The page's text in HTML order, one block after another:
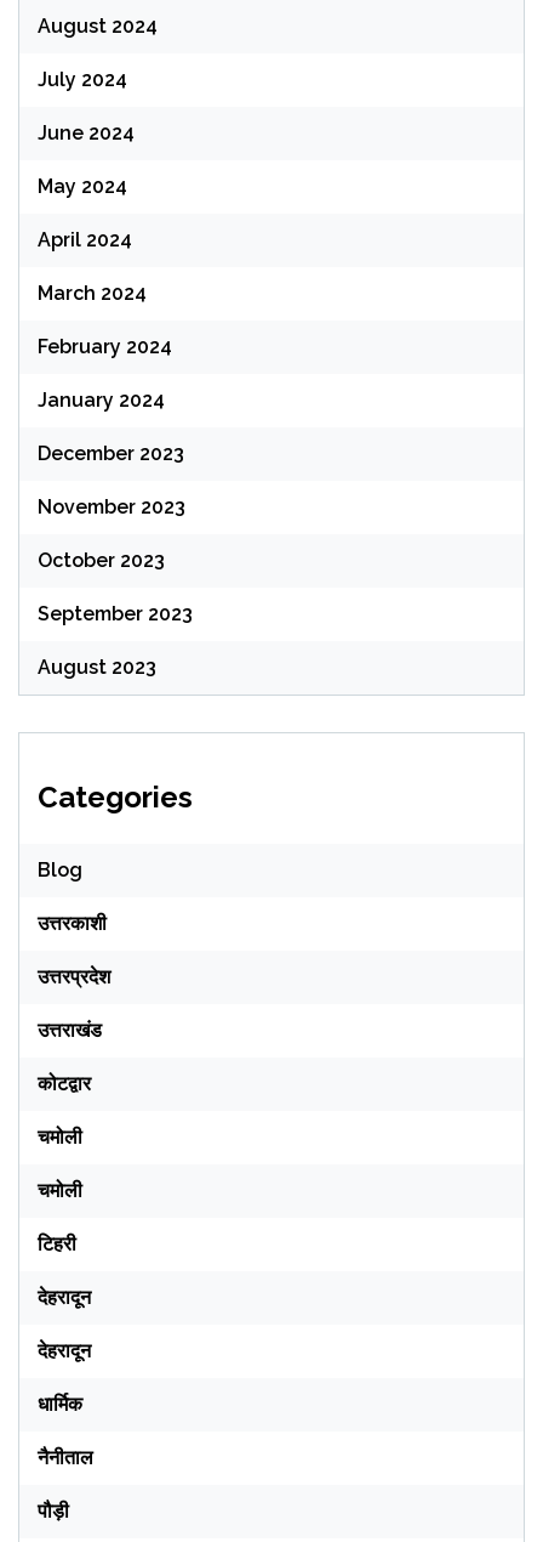
August 2024
July 2024
June 2024
May 2024
April 2024
March 2024
February 2024
January 2024
December 2023
November 2023
October 2023
September 2023
August 2023
Categories
Blog
उत्तरकाशी
उत्तरप्रदेश
उत्तराखंड
कोटद्वार
चमोली
चमोली
टिहरी
देहरादून
देहरादून
धार्मिक
नैनीताल
पौड़ी